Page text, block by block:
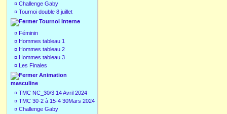
¤ Challenge Gaby
¤ Tournoi double 8 juillet
Tournoi Interne
¤ Féminin
¤ Hommes tableau 1
¤ Hommes tableau 2
¤ Hommes tableau 3
¤ Les Finales
Animation
masculine
¤ TMC NC_30/3 14 Avril 2024
¤ TMC 30-2 à 15-4 30Mars 2024
¤ Challenge Gaby